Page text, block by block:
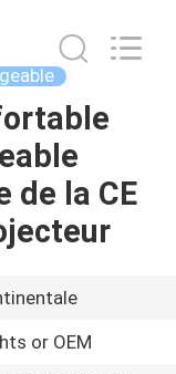
de la CE
or OEM